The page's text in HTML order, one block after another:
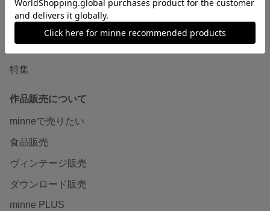
作品をさがす
ショップをさがす
特集
作品販売について
minneで売りたい
食品販売
ヴィンテージ販売
ダウンロード販売
minne PLUS